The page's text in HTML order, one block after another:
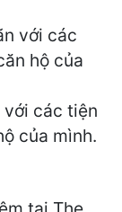
với các tiện
của mình.